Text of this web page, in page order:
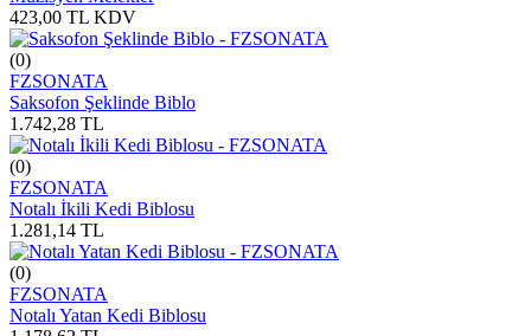
423,00 TL KDV
(0)
FZSONATA
Saksofon Şeklinde Biblo
1.742,28 TL
(0)
FZSONATA
Notalı İkili Kedi Biblosu
1.281,14 TL
(0)
FZSONATA
Notalı Yatan Kedi Biblosu